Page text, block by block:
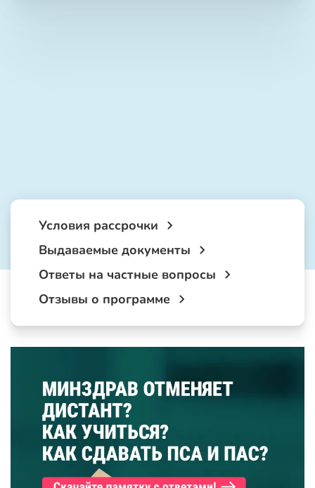
Условия рассрочки
Выдаваемые документы
Ответы на частные вопросы
Отзывы о программе